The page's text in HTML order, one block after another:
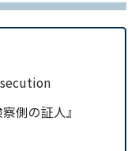
側の証人』